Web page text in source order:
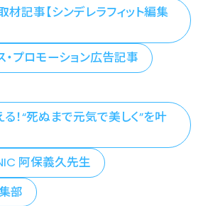
材記事【シンデレラフィット編集
・プロモーション広告記事
！“死ぬまで元気で美しく”を叶
阿保義久先生
部